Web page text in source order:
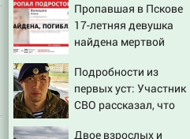
Пропавшая в Пскове
17-летняя девушка
найдена мертвой
Подробности из
первых уст: Участник
СВО рассказал, что
Двое взрослых и